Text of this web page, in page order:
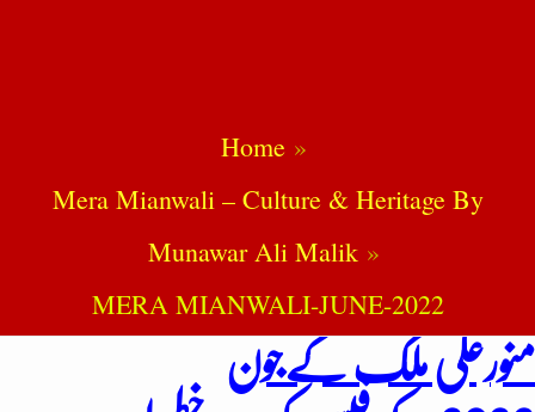
Home
Mera Mianwali – Culture & Heritage By
Munawar Ali Malik
MERA MIANWALI-JUNE-2022
منورعلی ملک کےجون